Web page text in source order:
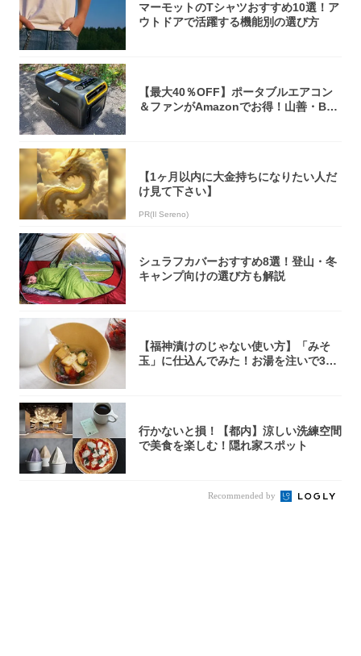
マーモットのTシャツおすすめ10選！ア
ウトドアで活躍する機能別の選び方
【最大40％OFF】ポータブルエアコン
＆ファンがAmazonでお得！山善・Bo
【1ヶ月以内に大金持ちになりたい人だ
け見て下さい】
PR(Il Sereno)
シュラフカバーおすすめ8選！登山・冬
キャンプ向けの選び方も解説
【福神漬けのじゃない使い方】「みそ
玉」に仕込んでみた！お湯を注いで30
行かないと損！【都内】涼しい洗練空間
で美食を楽しむ！隠れ家スポット
Recommended by